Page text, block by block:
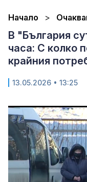
Начало
В "България
часа: С колко
крайния
13.05.2026 • 13:25